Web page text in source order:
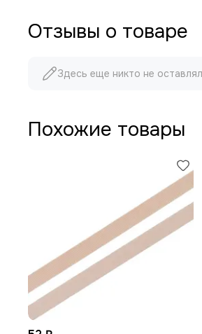
Отзывы о товаре
Здесь еще никто не
Похожие товары